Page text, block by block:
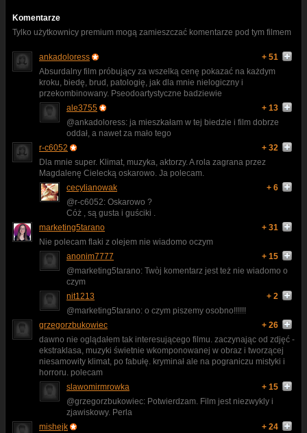
Komentarze
Tylko użytkownicy premium mogą zamieszczać komentarze pod tym filmem
ankadoloress
+ 51
Absurdalny film próbujący za wszelką cenę pokazać na każdym
kroku, biedę, brud, patologię, jak dla mnie nielogiczny i
przekombinowany. Pseodoartystyczne badziewie
ale3755
+ 13
@ankadoloress: ja mieszkałam w tej biedzie i film dobrze
oddał, a nawet za mało tego
r-c6052
+ 32
Dla mnie super. Klimat, muzyka, aktorzy. A rola zagrana przez
Magdalenę Cielecką oskarowo. Ja polecam.
cecylianowak
+ 6
@r-c6052: Oskarowo ?
Cóż , są gusta i guściki .
marketing5tarano
+ 31
Nie polecam flaki z olejem nie wiadomo oczym
anonim7777
+ 15
@marketing5tarano: Twòj komentarz jest też nie wiadomo o
czym
nit1213
+ 2
@marketing5tarano: o czym piszemy osobno!!!!!!
grzegorzbukowiec
+ 26
dawno nie oglądałem tak interesującego filmu. zaczynając od zdjęć -
ekstraklasa, muzyki świetnie wkomponowanej w obraz i tworzącej
niesamowity klimat, po fabułę. kryminał ale na pograniczu mistyki i
horroru. polecam
slawomirmrowka
+ 15
@grzegorzbukowiec: Potwierdzam. Film jest niezwykly i
zjawiskowy. Perla
mishejk
+ 24